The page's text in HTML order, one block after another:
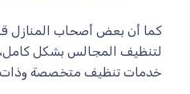
كما أن بعض أصحاب المنازل
لتنظيف المجالس بشكل كامل،
خدمات تنظيف متخصصة وذات